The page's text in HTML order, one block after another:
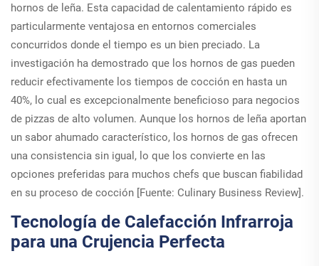
hornos de leña. Esta capacidad de calentamiento rápido es
particularmente ventajosa en entornos comerciales
concurridos donde el tiempo es un bien preciado. La
investigación ha demostrado que los hornos de gas pueden
reducir efectivamente los tiempos de cocción en hasta un
40%, lo cual es excepcionalmente beneficioso para negocios
de pizzas de alto volumen. Aunque los hornos de leña aportan
un sabor ahumado característico, los hornos de gas ofrecen
una consistencia sin igual, lo que los convierte en las
opciones preferidas para muchos chefs que buscan fiabilidad
en su proceso de cocción [Fuente: Culinary Business Review].
Tecnología de Calefacción Infrarroja
para una Crujencia Perfecta